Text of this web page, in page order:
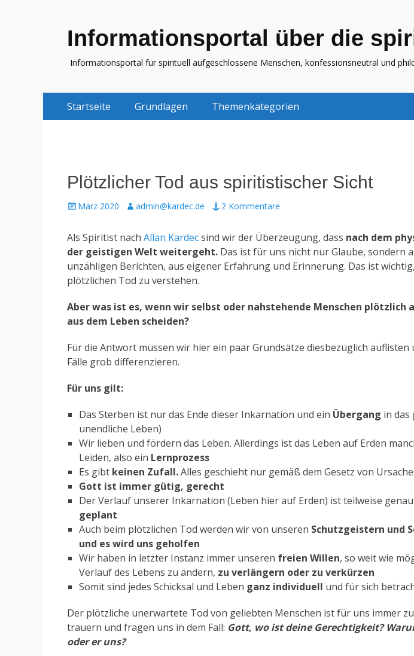
Informationsportal über die
Informationsportal für spirituell aufgeschlossene Menschen, konfessionsneutral und
Erstes
Menü
Inhalt:
Startseite Grundlagen Themenkategorien
Plötzlicher Tod aus spiritistischer Sicht
Gepostet
März 2020 Autoradmin@kardec.de 2 Kommentare
Als Spiritist nach Allan Kardecsind wir der Überzeugung, dass nach dem
der geistigen Welt weitergeht. Das ist für uns nicht nur Glaube, sondern
unzähligen Berichten, aus eigener Erfahrung und Erinnerung. Das ist
plötzlichen Tod zu verstehen.
Aber was ist es, wenn wir selbst oder nahstehende Menschen plötzlich
aus dem Leben scheiden?
Für die Antwort müssen wir hier ein paar Grundsätze diesbezüglich auflisten
Fälle grob differenzieren.
Für uns gilt:
Das Sterben ist nur das Ende dieser Inkarnation und ein Übergang in das
unendliche Leben)
Wir lieben und fördern das Leben. Allerdings ist das Leben auf Erden
Leiden, also ein Lernprozess
Es gibt keinen Zufall.Alles geschieht nur gemäß dem Gesetz von
Gott ist immer gütig, gerecht
Der Verlauf unserer Inkarnation (Leben hier auf Erden) ist teilweise
geplant
Auch beim plötzlichen Tod werden wir von unseren Schutzgeistern und
und es wird uns geholfen
Wir haben in letzter Instanz immer unseren freien Willen, so weit wie
Verlauf des Lebens zu ändern, zu verlängern oder zu verkürzen
Somit sind jedes Schicksal und Leben ganz individuell und für sich
Der plötzliche unerwartete Tod von geliebten Menschen ist für uns immer
trauern und fragen uns in dem Fall: Gott, wo ist deine Gerechtigkeit?
oder er uns?